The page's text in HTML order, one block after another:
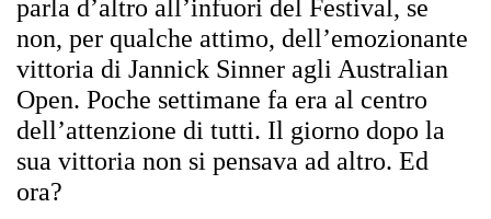
parla d’altro all’infuori del Festival, se
non, per qualche attimo, dell’emozionante
vittoria di Jannick Sinner agli Australian
Open. Poche settimane fa era al centro
dell’attenzione di tutti. Il giorno dopo la
sua vittoria non si pensava ad altro. Ed
ora?